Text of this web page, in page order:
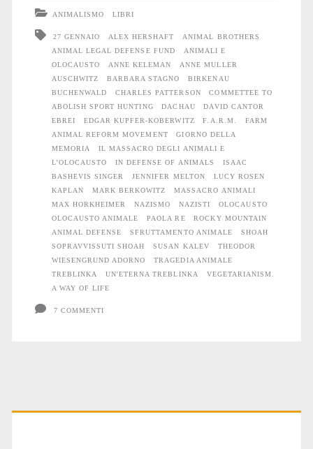
gli
Animali
ANIMALISMO LIBRI
27 GENNAIO ALEX HERSHAFT
ANIMAL BROTHERS
ANIMAL LEGAL DEFENSE FUND
ANIMALI E
OLOCAUSTO
ANNE KELEMAN
ANNE MULLER
AUSCHWITZ
BARBARA STAGNO
BIRKENAU
BUCHENWALD
CHARLES PATTERSON
COMMETTEE TO
ABOLISH SPORT HUNTING
DACHAU
DAVID CANTOR
EBREI
EDGAR KUPFER-KOBERWITZ F.A.R.M.
FARM
ANIMAL REFORM MOVEMENT
GIORNO DELLA
MEMORIA
IL MASSACRO DEGLI ANIMALI E
L’OLOCAUSTO
IN DEFENSE OF ANIMALS
ISAAC
BASHEVIS SINGER
JENNIFER MELTON
LUCY ROSEN
KAPLAN
MARK BERKOWITZ
MASSACRO ANIMALI
MAX HORKHEIMER
NAZISMO NAZISTI
OLOCAUSTO
OLOCAUSTO ANIMALE
PAOLA RE
ROCKY MOUNTAIN
ANIMAL DEFENSE
SFRUTTAMENTO ANIMALE
SHOAH
SOPRAVVISSUTI SHOAH
SUSAN KALEV
THEODOR
WIESENGRUND ADORNO
TRAGEDIA ANIMALE
TREBLINKA
UN'ETERNA TREBLINKA
VEGETARIANISM.
A WAY OF LIFE
7 COMMENTI
Primary